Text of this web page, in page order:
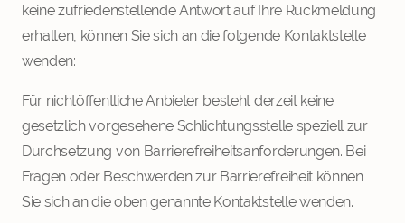
keine zufriedenstellende Antwort auf Ihre Rückmeldung
erhalten, können Sie sich an die folgende Kontaktstelle
wenden:
Für nichtöffentliche Anbieter besteht derzeit keine
gesetzlich vorgesehene Schlichtungsstelle speziell zur
Durchsetzung von Barrierefreiheitsanforderungen. Bei
Fragen oder Beschwerden zur Barrierefreiheit können
Sie sich an die oben genannte Kontaktstelle wenden.